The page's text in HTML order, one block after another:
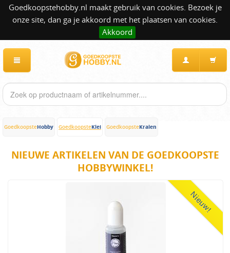
Goedkoopstehobby.nl maakt gebruik van cookies. Bezoek je
onze site, dan ga je akkoord met het plaatsen van cookies.
Akkoord
GoedkoopsteHobby GoedkoopsteKlei GoedkoopsteKralen
NIEUWE ARTIKELEN VAN DE GOEDKOOPSTE
HOBBYWINKEL!
Nieuw!